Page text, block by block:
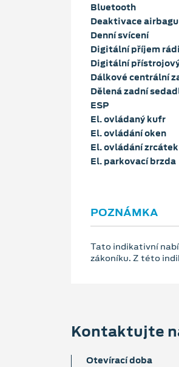
Bluetooth
Deaktivace
Denní svícení
Digitální příjem
Digitální
Dálkové centrální
Dělená zadní
ESP
El. ovládaný kufr
El. ovládání oken
El. ovládání zrcátek
El. parkovací brzda
POZNÁMKA
Tato indikativní
zákoníku. Z této
Kontaktujte
Otevírací doba